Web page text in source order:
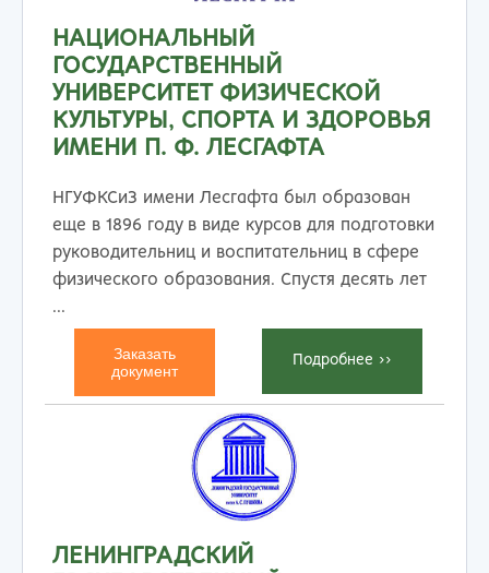
НАЦИОНАЛЬНЫЙ
ГОСУДАРСТВЕННЫЙ
УНИВЕРСИТЕТ ФИЗИЧЕСКОЙ
КУЛЬТУРЫ, СПОРТА И ЗДОРОВЬЯ
ИМЕНИ П. Ф. ЛЕСГАФТА
НГУФКСиЗ имени Лесгафта был образован
еще в 1896 году в виде курсов для подготовки
руководительниц и воспитательниц в сфере
физического образования. Спустя десять лет
...
Заказать
документ
Подробнеe >>
ЛЕНИНГРАДСКИЙ